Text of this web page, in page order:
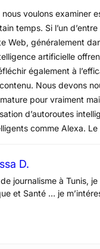
voulons examiner
temps. Si l’un
Web, généralement
artificielle
également à
Nous devons
pour vraiment
d’autoroutes
comme Alexa.
D.
journalisme à Tunis,
et Santé … je